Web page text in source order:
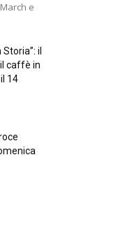
e
il
caffè in
14